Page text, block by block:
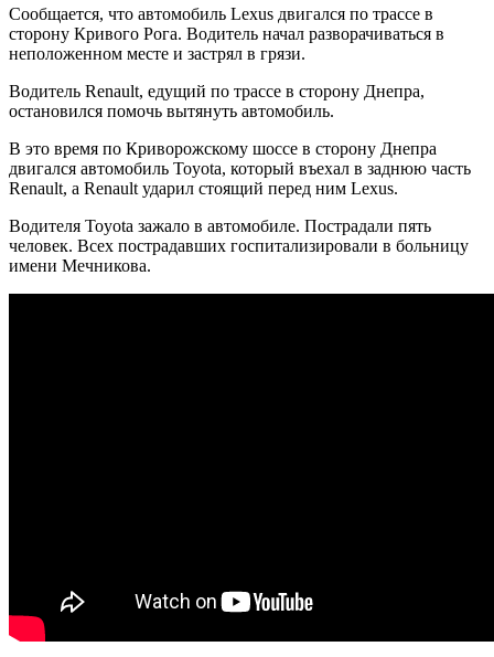
Сообщается, что автомобиль Lexus двигался по трассе в
сторону Кривого Рога. Водитель начал разворачиваться в
неположенном месте и застрял в грязи.
Водитель Renault, едущий по трассе в сторону Днепра,
остановился помочь вытянуть автомобиль.
В это время по Криворожскому шоссе в сторону Днепра
двигался автомобиль Toyota, который въехал в заднюю часть
Renault, а Renault ударил стоящий перед ним Lexus.
Водителя Toyota зажало в автомобиле. Пострадали пять
человек. Всех пострадавших госпитализировали в больницу
имени Мечникова.